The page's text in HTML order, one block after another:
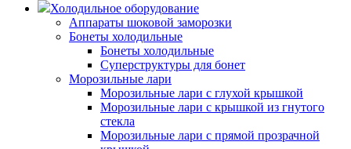
Холодильное оборудование
Аппараты шоковой заморозки
Бонеты холодильные
Бонеты холодильные
Суперструктуры для бонет
Морозильные лари
Морозильные лари с глухой крышкой
Морозильные лари с крышкой из гнутого
стекла
Морозильные лари с прямой прозрачной